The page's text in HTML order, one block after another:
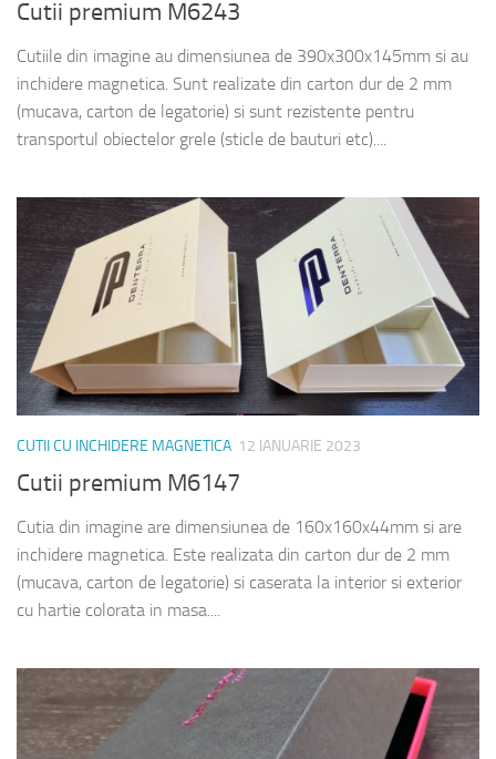
Cutii premium M6243
Cutiile din imagine au dimensiunea de 390x300x145mm si au
inchidere magnetica. Sunt realizate din carton dur de 2 mm
(mucava, carton de legatorie) si sunt rezistente pentru
transportul obiectelor grele (sticle de bauturi etc)....
CUTII CU INCHIDERE MAGNETICA 12 IANUARIE 2023
Cutii premium M6147
Cutia din imagine are dimensiunea de 160x160x44mm si are
inchidere magnetica. Este realizata din carton dur de 2 mm
(mucava, carton de legatorie) si caserata la interior si exterior
cu hartie colorata in masa....